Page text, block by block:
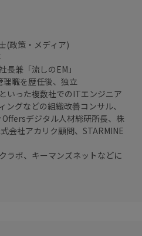
(政策・メディア)
兼「流しのEM」
理職を歴任後、独立
いった複数社でのITエンジニア
グなどの組織改善コンサル、
デジタル人材総研所長、株
会社アカリク顧問、STARMINE
ラボ、キーマンズネットなどに